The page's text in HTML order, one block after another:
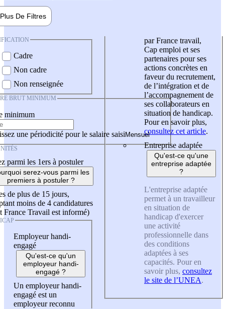
Plus De Filtres
Cadre
Non cadre
Non renseignée
BRUT MINIMUM
minimum
une périodicité pour le salaire saisi
parmi les 1ers à postuler
serez-vous parmi les
premiers à postuler ?
de plus de 15 jours,
moins de 4 candidatures
France Travail est informé)
Employeur handi-
engagé
Qu'est-ce qu'un
employeur handi-
engagé ?
Un employeur handi-
engagé est un
employeur reconnu
par France travail,
Cap emploi et ses
partenaires pour ses
actions concrètes en
faveur du recrutement,
de l’intégration et de
l’accompagnement de
ses collaborateurs en
situation de handicap.
Pour en savoir plus,
consultez cet article.
Entreprise adaptée
Qu'est-ce qu'une
entreprise adaptée
?
L'entreprise adaptée
permet à un travailleur
en situation de
handicap d'exercer
une activité
professionnelle dans
des conditions
adaptées à ses
capacités. Pour en
savoir plus, consultez
le site de l’UNEA.